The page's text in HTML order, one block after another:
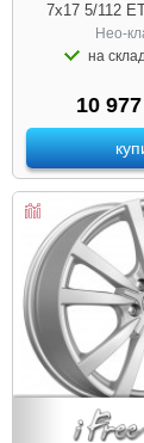
7x17 5/112
Нео-
на
10 977